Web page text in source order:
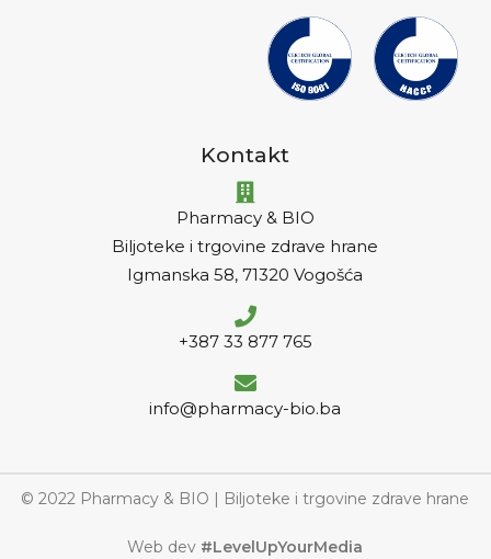
Kontakt
Pharmacy & BIO
Biljoteke i trgovine zdrave hrane
Igmanska 58, 71320 Vogošća
+387 33 877 765
info@pharmacy-bio.ba
© 2022 Pharmacy & BIO | Biljoteke i trgovine zdrave hrane
Web dev #LevelUpYourMedia